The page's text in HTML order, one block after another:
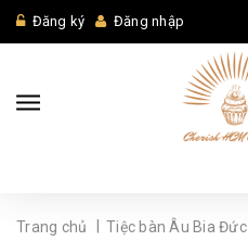
Đăng ký Đăng nhập
Trang chủ Tiệc bàn Âu Bia Đức